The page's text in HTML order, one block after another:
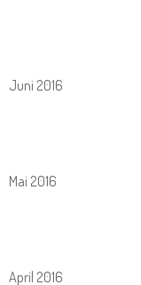
Juni 2016
Mai 2016
April 2016